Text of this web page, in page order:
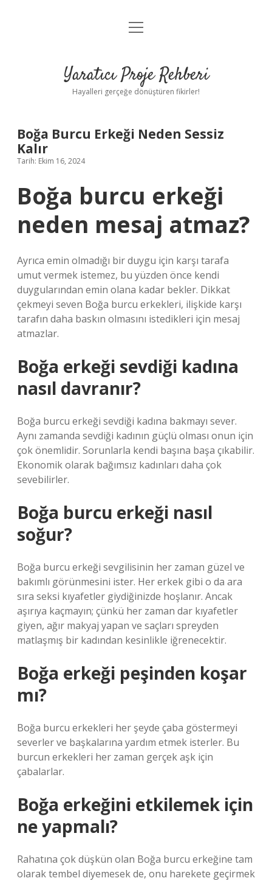
Anasayfa
Yasal Uyarı
menüyü
Yaratıcı Proje Rehberi
Hayalleri gerçeğe dönüştüren fikirler!
Boğa Burcu Erkeği Neden Sessiz
Kalır
Tarih: Ekim 16, 2024
Boğa burcu erkeği
neden mesaj atmaz?
Ayrıca emin olmadığı bir duygu için karşı tarafa
umut vermek istemez, bu yüzden önce kendi
duygularından emin olana kadar bekler. Dikkat
çekmeyi seven Boğa burcu erkekleri, ilişkide karşı
tarafın daha baskın olmasını istedikleri için mesaj
atmazlar.
Boğa erkeği sevdiği kadına
nasıl davranır?
Boğa burcu erkeği sevdiği kadına bakmayı sever.
Aynı zamanda sevdiği kadının güçlü olması onun için
çok önemlidir. Sorunlarla kendi başına başa çıkabilir.
Ekonomik olarak bağımsız kadınları daha çok
sevebilirler.
Boğa burcu erkeği nasıl
soğur?
Boğa burcu erkeği sevgilisinin her zaman güzel ve
bakımlı görünmesini ister. Her erkek gibi o da ara
sıra seksi kıyafetler giydiğinizde hoşlanır. Ancak
aşırıya kaçmayın; çünkü her zaman dar kıyafetler
giyen, ağır makyaj yapan ve saçları spreyden
matlaşmış bir kadından kesinlikle iğrenecektir.
Boğa erkeği peşinden koşar
mı?
Boğa burcu erkekleri her şeyde çaba göstermeyi
severler ve başkalarına yardım etmek isterler. Bu
burcun erkekleri her zaman gerçek aşk için
çabalarlar.
Boğa erkeğini etkilemek için
ne yapmalı?
Rahatına çok düşkün olan Boğa burcu erkeğine tam
olarak tembel diyemesek de, onu harekete geçirmek